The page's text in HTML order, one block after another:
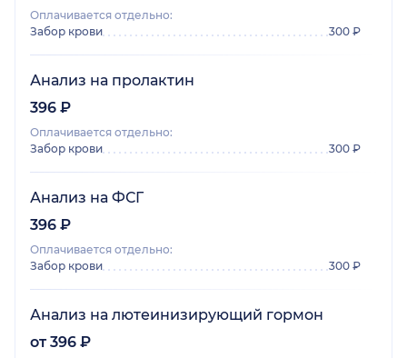
Оплачивается отдельно:
Забор крови
300 ₽
Анализ на пролактин
396 ₽
Оплачивается отдельно:
Забор крови
300 ₽
Анализ на ФСГ
396 ₽
Оплачивается отдельно:
Забор крови
300 ₽
Анализ на лютеинизирующий гормон
от 396 ₽